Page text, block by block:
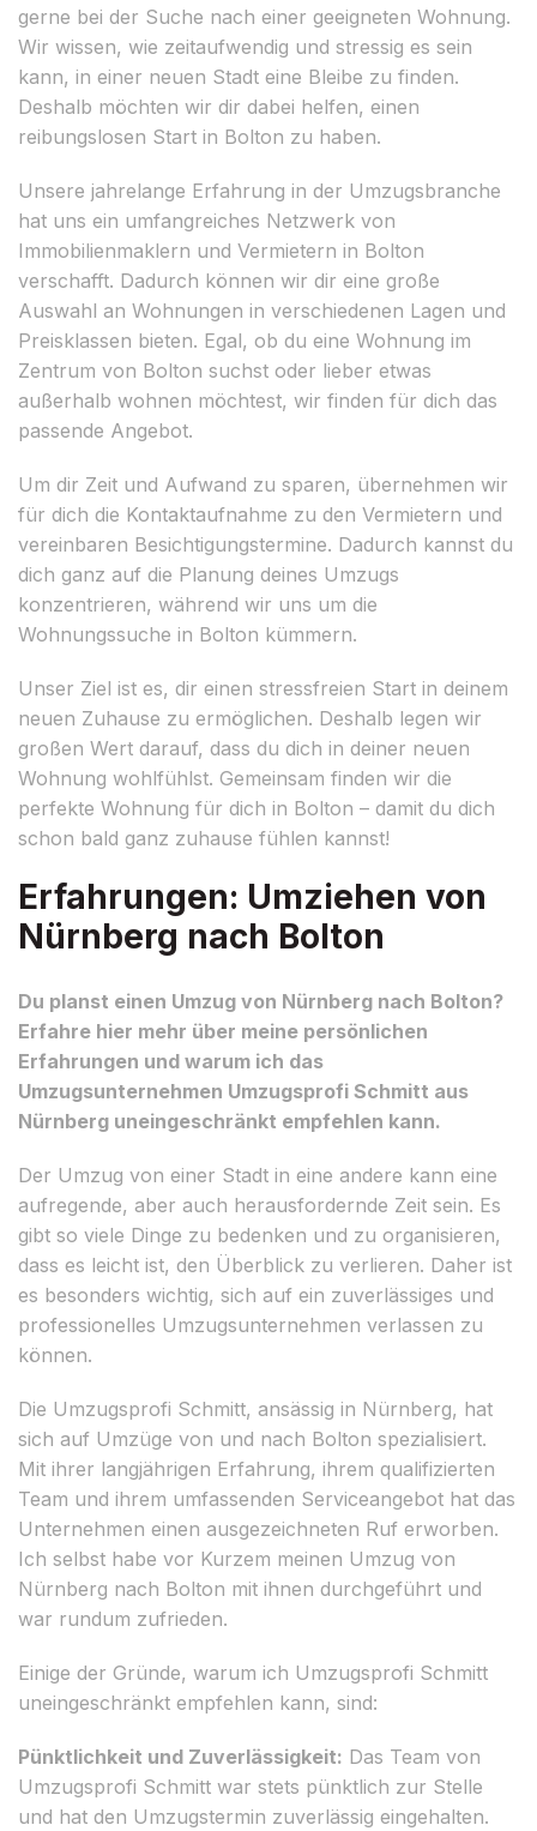
gerne bei der Suche nach einer geeigneten Wohnung.
Wir wissen, wie zeitaufwendig und stressig es sein
kann, in einer neuen Stadt eine Bleibe zu finden.
Deshalb möchten wir dir dabei helfen, einen
reibungslosen Start in Bolton zu haben.
Unsere jahrelange Erfahrung in der Umzugsbranche
hat uns ein umfangreiches Netzwerk von
Immobilienmaklern und Vermietern in Bolton
verschafft. Dadurch können wir dir eine große
Auswahl an Wohnungen in verschiedenen Lagen und
Preisklassen bieten. Egal, ob du eine Wohnung im
Zentrum von Bolton suchst oder lieber etwas
außerhalb wohnen möchtest, wir finden für dich das
passende Angebot.
Um dir Zeit und Aufwand zu sparen, übernehmen wir
für dich die Kontaktaufnahme zu den Vermietern und
vereinbaren Besichtigungstermine. Dadurch kannst du
dich ganz auf die Planung deines Umzugs
konzentrieren, während wir uns um die
Wohnungssuche in Bolton kümmern.
Unser Ziel ist es, dir einen stressfreien Start in deinem
neuen Zuhause zu ermöglichen. Deshalb legen wir
großen Wert darauf, dass du dich in deiner neuen
Wohnung wohlfühlst. Gemeinsam finden wir die
perfekte Wohnung für dich in Bolton – damit du dich
schon bald ganz zuhause fühlen kannst!
Erfahrungen: Umziehen von
Nürnberg nach Bolton
Du planst einen Umzug von Nürnberg nach Bolton?
Erfahre hier mehr über meine persönlichen
Erfahrungen und warum ich das
Umzugsunternehmen Umzugsprofi Schmitt aus
Nürnberg uneingeschränkt empfehlen kann.
Der Umzug von einer Stadt in eine andere kann eine
aufregende, aber auch herausfordernde Zeit sein. Es
gibt so viele Dinge zu bedenken und zu organisieren,
dass es leicht ist, den Überblick zu verlieren. Daher ist
es besonders wichtig, sich auf ein zuverlässiges und
professionelles Umzugsunternehmen verlassen zu
können.
Die Umzugsprofi Schmitt, ansässig in Nürnberg, hat
sich auf Umzüge von und nach Bolton spezialisiert.
Mit ihrer langjährigen Erfahrung, ihrem qualifizierten
Team und ihrem umfassenden Serviceangebot hat das
Unternehmen einen ausgezeichneten Ruf erworben.
Ich selbst habe vor Kurzem meinen Umzug von
Nürnberg nach Bolton mit ihnen durchgeführt und
war rundum zufrieden.
Einige der Gründe, warum ich Umzugsprofi Schmitt
uneingeschränkt empfehlen kann, sind:
Pünktlichkeit und Zuverlässigkeit: Das Team von
Umzugsprofi Schmitt war stets pünktlich zur Stelle
und hat den Umzugstermin zuverlässig eingehalten.